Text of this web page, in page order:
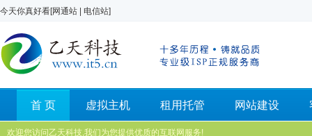
今天你真好看[网通站 电信站]
首 页 虚拟主机 租用托管 网站建设
欢迎您访问乙天科技,我们为您提供优质的互联网服务!